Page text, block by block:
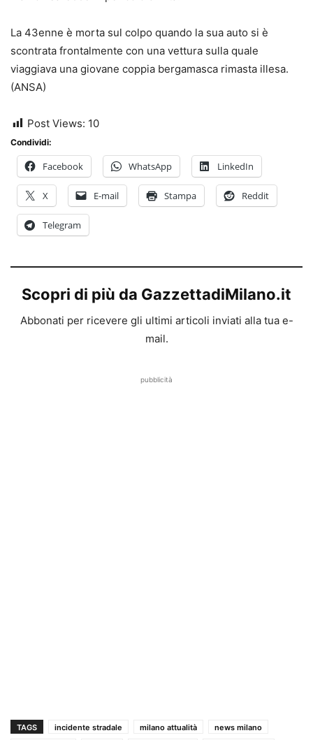
La 43enne è morta sul colpo quando la sua auto si è
scontrata frontalmente con una vettura sulla quale
viaggiava una giovane coppia bergamasca rimasta illesa.
(ANSA)
Post Views: 10
Condividi:
Facebook WhatsApp LinkedIn
X E-mail Stampa Reddit
Telegram
Scopri di più da GazzettadiMilano.it
Abbonati per ricevere gli ultimi articoli inviati alla tua e-
mail.
pubblicità
TAGS incidente stradale milano attualità
news milano